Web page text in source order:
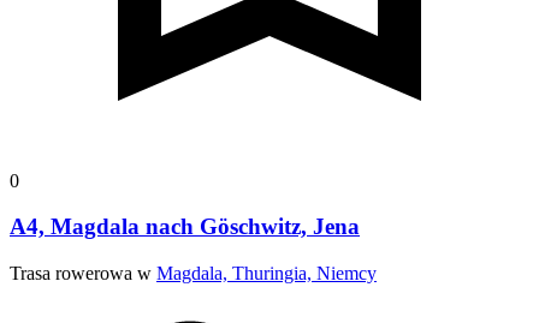
0
A4, Magdala nach Göschwitz, Jena
Trasa rowerowa w Magdala, Thuringia, Niemcy